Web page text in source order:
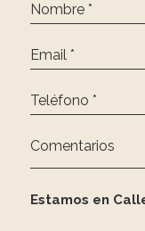
Nombre *
Email *
Teléfono *
Comentarios
Estamos en